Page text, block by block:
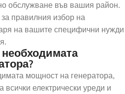
обслужване във вашия район.
правилния избор на
на вашите специфични нужди
мощност на генератора,
всички електрически уреди и